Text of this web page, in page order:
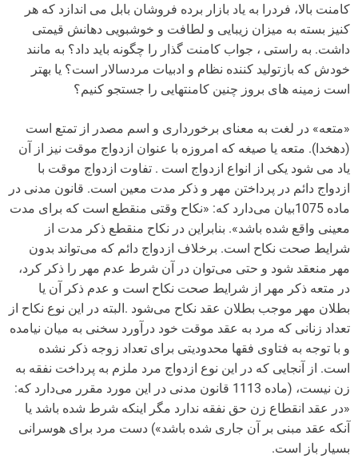
کامنت بالا، فردرا به یاد بازار برده فروشان بابل می اندازد که هر
کنیز بسته به میزان زیبایی و لطافت و خوشبویی دهانش قیمتی
داشت. به راستی ، جواب کامنت گذار را چگونه باید داد؟ به مانند
خودش که بازتولید کننده نظام و ادبیات مردسالار است؟ یا بهتر
است زمینه های بروز چنین کامنتهایی را جستجو کنیم؟
«متعه» در لغت به معنای برخورداری و اسم مصدر از تمتع است
(دهخدا). متعه یا صیغه که امروزه با عنوان ازدواج موقت نیز از آن
یاد می شود یکی از انواع ازدواج است . تفاوت ازدواج موقت با
ازدواج دائم در پرداختن مهر و ذکر مدت معین است. قانون مدنی در
ماده 1075بیان می‌دارد که: «نکاح وقتی منقطع است که برای مدت
معینی واقع شده باشد». بنابراین در نکاح منقطع ذکر مدت از
شرایط صحت نکاح است. برخلاف ازدواج دائم که می‌تواند بدون
مهر منعقد شود و حتی می‌توان در آن شرط عدم مهر را ذکر کرد،
در متعه ذکر مهر از شرایط صحت نکاح است و عدم ذکر آن یا
بطلان مهر موجب بطلان عقد نکاح می‌شود .البته در این نوع نکاح از
تعداد زنانی که مرد به عقد موقت خود درآورد سخنی به میان نیامده
و با توجه به فتاوی فقها محدودیتی برای تعداد زوجه ذکر نشده
است. از آنجایی که در این نوع ازدواج مرد ملزم به پرداخت نفقه به
زن نیست، (ماده 1113 قانون مدنی در این مورد مقرر می‌دارد که:
«در عقد انقطاع زن حق نفقه ندارد مگر اینکه شرط شده باشد یا
آنکه عقد مبنی بر آن جاری شده باشد») دست مرد برای هوسرانی
بسیار باز است.